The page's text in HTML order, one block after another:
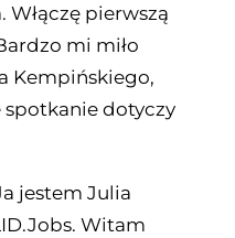
Włączę pierwszą
mi miło
Kempińskiego,
spotkanie dotyczy
jestem Julia
Witam